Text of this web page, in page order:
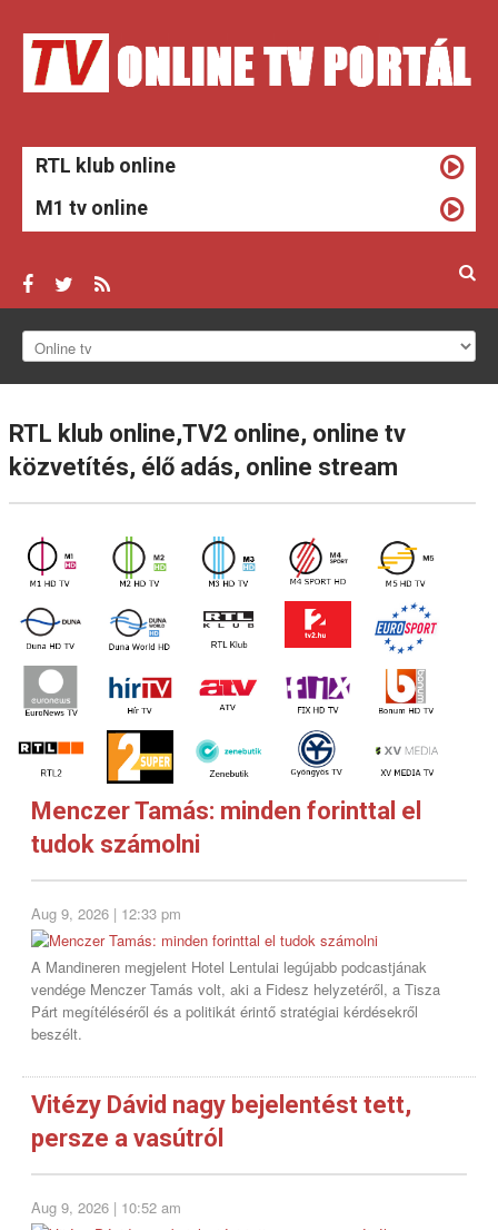
RTL klub online
M1 tv online
ONLINE TV
TV MŰSOROK
ÉLŐ ADÁS
ONLINE RÁDIÓK
EGYEBEK
BLOG
VIDEÓK
KAPCSOLAT
RTL klub online,TV2 online, online tv
közvetítés, élő adás, online stream
Menczer Tamás: minden forinttal el
tudok számolni
Aug 9, 2026 | 12:33 pm
A Mandineren megjelent Hotel Lentulai legújabb podcastjának
vendége Menczer Tamás volt, aki a Fidesz helyzetéről, a Tisza
Párt megítéléséről és a politikát érintő stratégiai kérdésekről
beszélt.
Vitézy Dávid nagy bejelentést tett,
persze a vasútról
Aug 9, 2026 | 10:52 am